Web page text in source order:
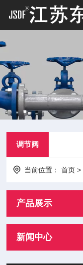
调节阀
当前位置：首页 >
产品展示
新闻中心